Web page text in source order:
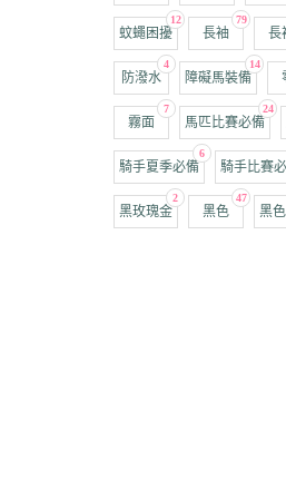
12
蚊蠅困擾
79
長袖 長
4
防潑水
14
障礙馬裝備
7
霧面
24
馬匹比賽必備
6
騎手夏季必備 騎手比賽
2
黑玫瑰金
47
黑色 黑